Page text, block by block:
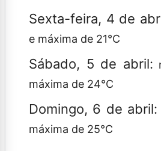
Sexta-feira, 4 de
e máxima de 21°C
Sábado, 5 de abril:
máxima de 24°C
Domingo, 6 de abril:
máxima de 25°C